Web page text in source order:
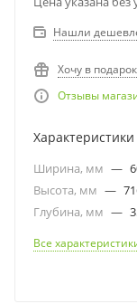
Нашли
Хочу в подарок
Отзывы
Характеристики
Ширина, мм —
Высота, мм —
Глубина, мм —
Все